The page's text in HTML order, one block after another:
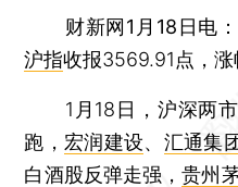
财新网1月18日电
沪指收报3569.91点，涨
1月18日，沪深两市
跑， 宏润建设、 汇通集
白酒股反弹走强，贵州